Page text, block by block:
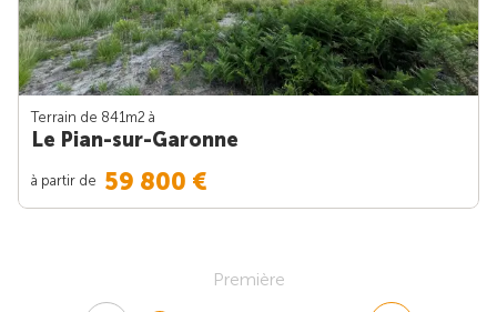
Terrain de 841m2 à
Le Pian-sur-Garonne
à partir de 59 800 €
Première